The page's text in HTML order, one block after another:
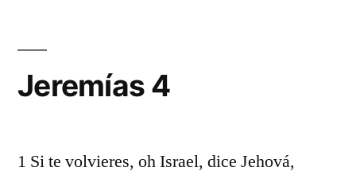
Jeremías 4
1 Si te volvieres, oh Israel, dice Jehová,